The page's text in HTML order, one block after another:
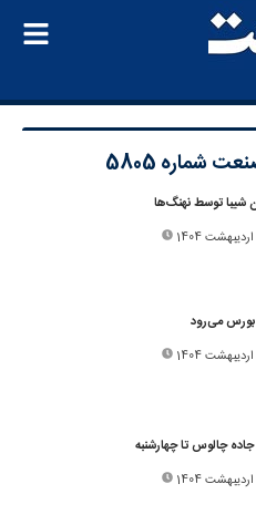
شماره 5805
شیبا توسط نهنگ‌ها
بورس می‌رود
چالوس تا چهارشنبه